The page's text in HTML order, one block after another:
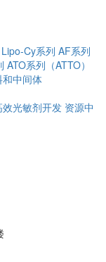
Lipo-Cy系列 AF系列
ATO系列（ATTO）
中间体
效光敏剂开发 资源中